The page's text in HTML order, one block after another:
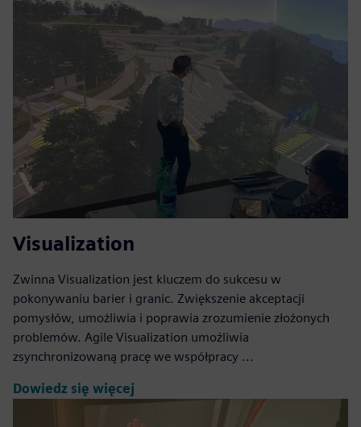
Visualization
Zwinna Visualization jest kluczem do sukcesu w
pokonywaniu barier i granic. Zwiększenie akceptacji
pomysłów, umożliwia i poprawia zrozumienie złożonych
problemów. Agile Visualization umożliwia
zsynchronizowaną pracę we współpracy ...
Dowiedz się więcej